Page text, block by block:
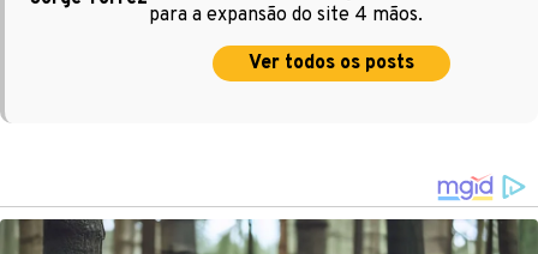
para a expansão do site 4 mãos.
Ver todos os posts